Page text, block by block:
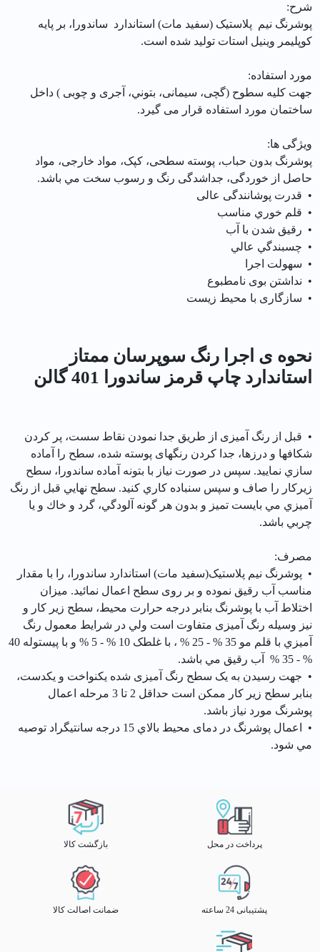
شرح:
پوشرنگ نيم پلاستیک (سفید مات) استاندارد ساندورا، بر پایه
كوپليمر وینیل استات تولید شده است.
مورد استفاده:
جهت کلیه سطوح (گچی، سیمانی، بتوني، آجری و چوبی ) داخل
ساختمان مورد استفاده قرار می گیرد.
ویژگی ها:
پوشرنگ بدون حباب، پوسته سطحی، کپک، مواد خارجی، مواد
حاصل از خوردگی، جداشدگی رنگ و رسوب سخت مي باشد.
• قدرت پوشانندگی عالی
• قلم خوري مناسب
• رقيق شدن با آب
• چسبندگي عالي
• سهولت اجرا
• نداشتن بوی نامطبوع
• سازگاری با محیط زیست
نحوه ی اجرا رنگ سوپرسان ممتاز
استاندارد چاپ قرمز ساندورا 401 گالن
• قبل از رنگ آمیزی از طريق جدا نمودن نقاط سست، پر کردن
شکافها و درزها، جدا کردن رنگهای پوسته شده، سطح را آماده
سازي نماييد. سپس در صورت نياز با بتونه آماده ساندورا، سطح
زيركار را صاف و سپس سنباده كاري كنيد. سطح نهايي قبل از رنگ
آميزي مي بايست تميز و بدون هر گونه آلودگي، گرد و خاك و يا
چربي باشد.
مصرف:
• پوشرنگ نيم پلاستیک(سفید مات) استاندارد ساندورا، را با مقدار
مناسب آب رقیق نموده و بر روی سطح اعمال نمائید. میزان
اختلاط آب با پوشرنگ بنابر درجه حرارت محیط، سطح زیر کار و
نیز وسیله رنگ آمیزی متفاوت است ولي در شرايط معمول رنگ
آميزي با قلم مو 35 % - 25 % ، با غلطک 10 % - 5 % و با پیستوله 40
% - 35 % آب رقیق مي باشد.
• جهت رسیدن به یک سطح رنگ آمیزی شده یکنواخت و یکدست،
بنابر سطح زير كار ممكن است حداقل 2 تا 3 مرحله اعمال
پوشرنگ مورد نياز باشد.
• اعمال پوشرنگ در دمای محيط بالاي 15 درجه سانتیگراد توصيه
مي شود.
پرداخت در محل بازگشت کالا
پشتیبانی 24 ساعته ضمانت اصالت کالا